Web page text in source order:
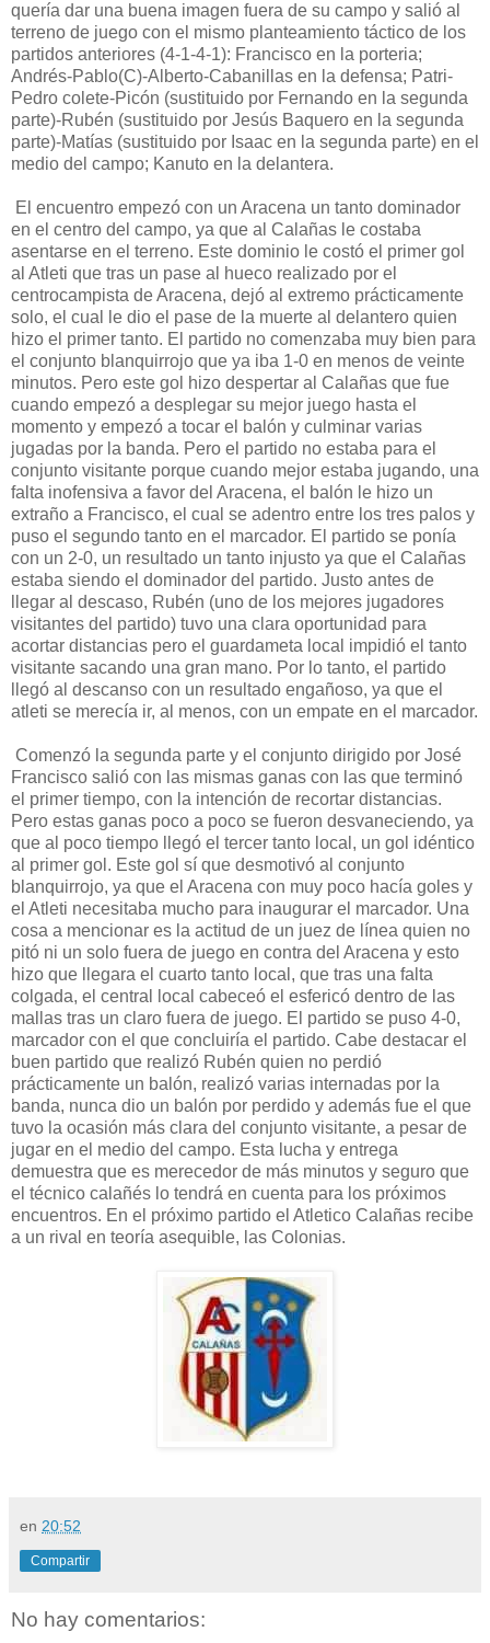
quería dar una buena imagen fuera de su campo y salió al
terreno de juego con el mismo planteamiento táctico de los
partidos anteriores (4-1-4-1): Francisco en la porteria;
Andrés-Pablo(C)-Alberto-Cabanillas en la defensa; Patri-
Pedro colete-Picón (sustituido por Fernando en la segunda
parte)-Rubén (sustituido por Jesús Baquero en la segunda
parte)-Matías (sustituido por Isaac en la segunda parte) en el
medio del campo; Kanuto en la delantera.
El encuentro empezó con un Aracena un tanto dominador
en el centro del campo, ya que al Calañas le costaba
asentarse en el terreno. Este dominio le costó el primer gol
al Atleti que tras un pase al hueco realizado por el
centrocampista de Aracena, dejó al extremo prácticamente
solo, el cual le dio el pase de la muerte al delantero quien
hizo el primer tanto. El partido no comenzaba muy bien para
el conjunto blanquirrojo que ya iba 1-0 en menos de veinte
minutos. Pero este gol hizo despertar al Calañas que fue
cuando empezó a desplegar su mejor juego hasta el
momento y empezó a tocar el balón y culminar varias
jugadas por la banda. Pero el partido no estaba para el
conjunto visitante porque cuando mejor estaba jugando, una
falta inofensiva a favor del Aracena, el balón le hizo un
extraño a Francisco, el cual se adentro entre los tres palos y
puso el segundo tanto en el marcador. El partido se ponía
con un 2-0, un resultado un tanto injusto ya que el Calañas
estaba siendo el dominador del partido. Justo antes de
llegar al descaso, Rubén (uno de los mejores jugadores
visitantes del partido) tuvo una clara oportunidad para
acortar distancias pero el guardameta local impidió el tanto
visitante sacando una gran mano. Por lo tanto, el partido
llegó al descanso con un resultado engañoso, ya que el
atleti se merecía ir, al menos, con un empate en el marcador.
Comenzó la segunda parte y el conjunto dirigido por José
Francisco salió con las mismas ganas con las que terminó
el primer tiempo, con la intención de recortar distancias.
Pero estas ganas poco a poco se fueron desvaneciendo, ya
que al poco tiempo llegó el tercer tanto local, un gol idéntico
al primer gol. Este gol sí que desmotivó al conjunto
blanquirrojo, ya que el Aracena con muy poco hacía goles y
el Atleti necesitaba mucho para inaugurar el marcador. Una
cosa a mencionar es la actitud de un juez de línea quien no
pitó ni un solo fuera de juego en contra del Aracena y esto
hizo que llegara el cuarto tanto local, que tras una falta
colgada, el central local cabeceó el esfericó dentro de las
mallas tras un claro fuera de juego. El partido se puso 4-0,
marcador con el que concluiría el partido. Cabe destacar el
buen partido que realizó Rubén quien no perdió
prácticamente un balón, realizó varias internadas por la
banda, nunca dio un balón por perdido y además fue el que
tuvo la ocasión más clara del conjunto visitante, a pesar de
jugar en el medio del campo. Esta lucha y entrega
demuestra que es merecedor de más minutos y seguro que
el técnico calañés lo tendrá en cuenta para los próximos
encuentros. En el próximo partido el Atletico Calañas recibe
a un rival en teoría asequible, las Colonias.
en 20:52
Compartir
No hay comentarios: